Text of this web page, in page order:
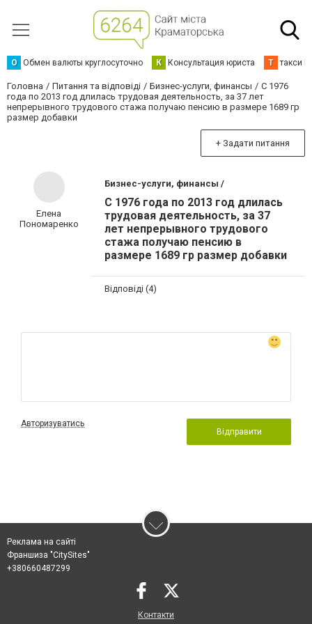
О Обмен валюты круглосуточно К Консультация юриста Т такси
Головна Питання та відповіді Бизнес-услуги, финансы
С 1976
года по 2013 год длилась трудовая деятельность, за 37 лет
непрерывного трудового стажа получаю пенсию в размере 1689 гр
размер добавки
+ Задати питання
Елена
Пономаренко
Бизнес-услуги, финансы /
С 1976 года по 2013 год длилась
трудовая деятельность, за 37
лет непрерывного трудового
стажа получаю пенсию в
размере 1689 гр размер добавки
Відповіді (4)
Авторизуватись
Відправити
Реклама на сайті
Франшиза "CitySites"
+380660487299
Контакти